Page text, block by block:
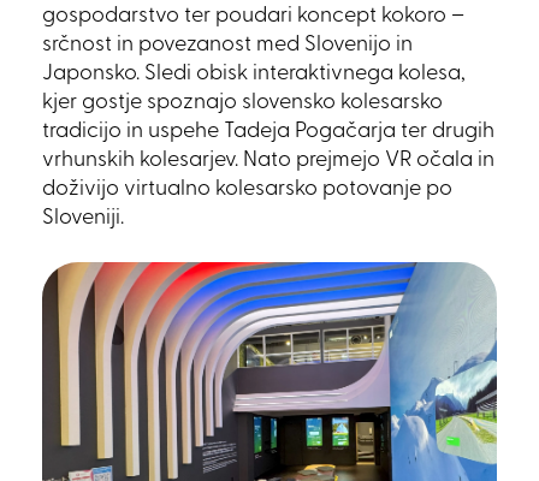
gospodarstvo ter poudari koncept kokoro –
srčnost in povezanost med Slovenijo in
Japonsko. Sledi obisk interaktivnega kolesa,
kjer gostje spoznajo slovensko kolesarsko
tradicijo in uspehe Tadeja Pogačarja ter drugih
vrhunskih kolesarjev. Nato prejmejo VR očala in
doživijo virtualno kolesarsko potovanje po
Sloveniji.